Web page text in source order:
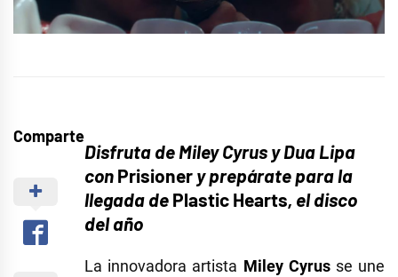
Comparte
Disfruta de Miley Cyrus y Dua Lipa
con Prisioner y prepárate para la
llegada de Plastic Hearts, el disco
del año
La innovadora artista Miley Cyrusse une